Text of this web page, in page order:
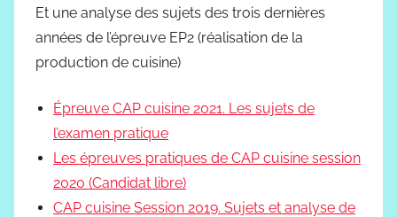
Et une analyse des sujets des trois dernières
années de l’épreuve EP2 (réalisation de la
production de cuisine)
Épreuve CAP cuisine 2021. Les sujets de
l’examen pratique
Les épreuves pratiques de CAP cuisine session
2020 (Candidat libre)
CAP cuisine Session 2019. Sujets et analyse de